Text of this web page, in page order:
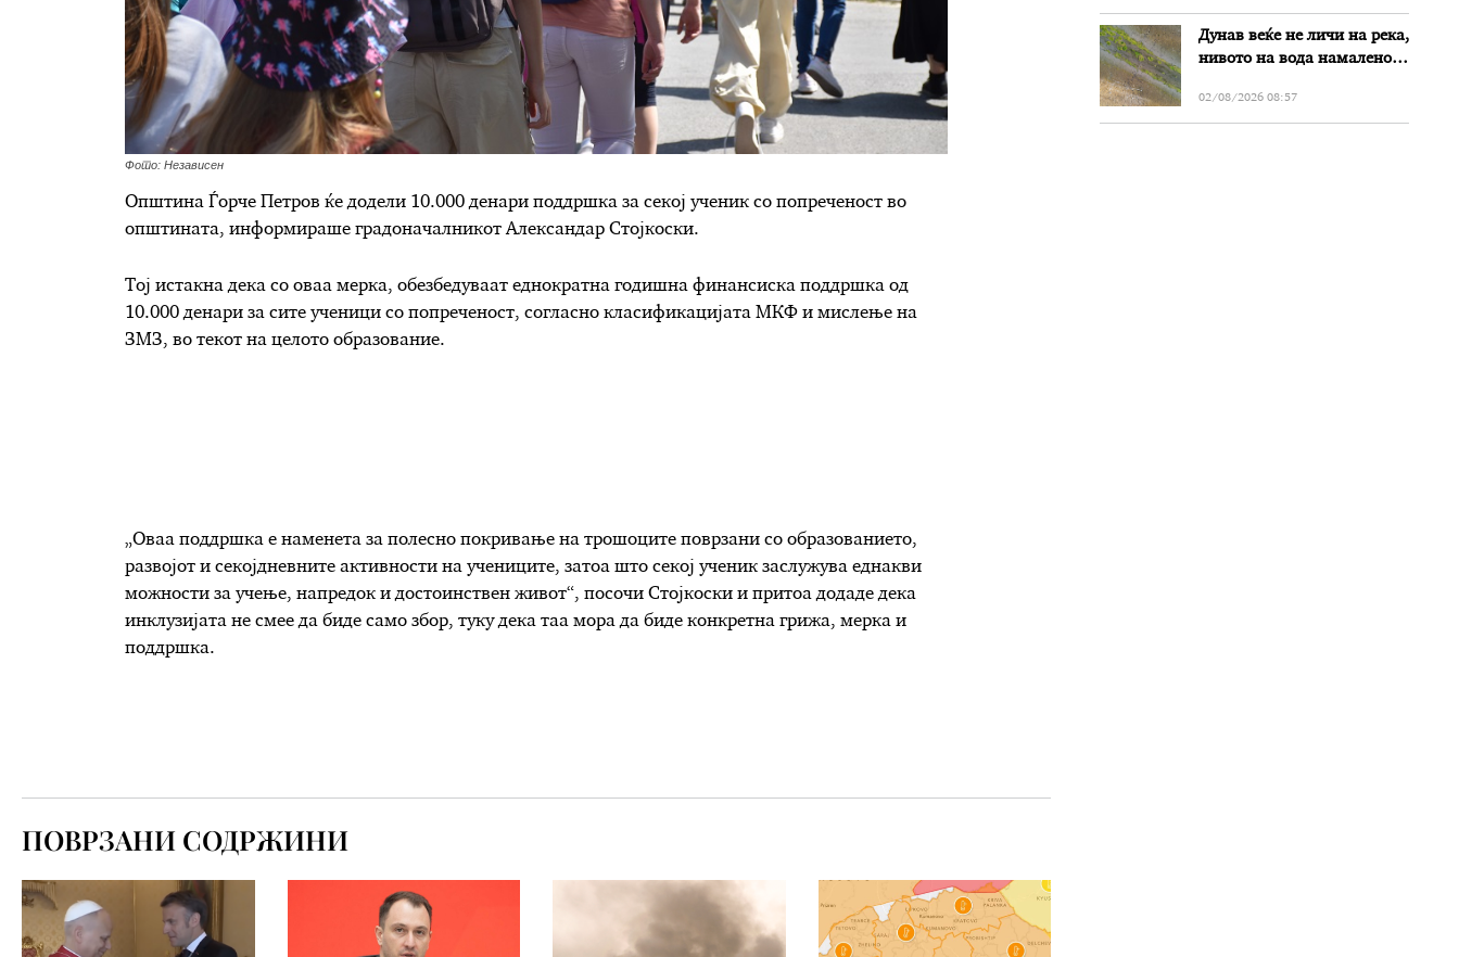
Фото: Независен
Општина Ѓорче Петров ќе додели 10.000 денари поддршка за секој ученик со попреченост во
општината, информираше градоначалникот Александар Стојкоски.
Тој истакна дека со оваа мерка, обезбедуваат еднократна годишна финансиска поддршка од
10.000 денари за сите ученици со попреченост, согласно класификацијата МКФ и мислење на
ЗМЗ, во текот на целото образование.
„Оваа поддршка е наменета за полесно покривање на трошоците поврзани со образованието,
развојот и секојдневните активности на учениците, затоа што секој ученик заслужува еднакви
можности за учење, напредок и достоинствен живот“, посочи Стојкоски и притоа додаде дека
инклузијата не смее да биде само збор, туку дека таа мора да биде конкретна грижа, мерка и
поддршка.
ПОВРЗАНИ СОДРЖИНИ
Дунав веќе не личи на река,
нивото на вода намалено
Бугарија
02/08/2026 08:57